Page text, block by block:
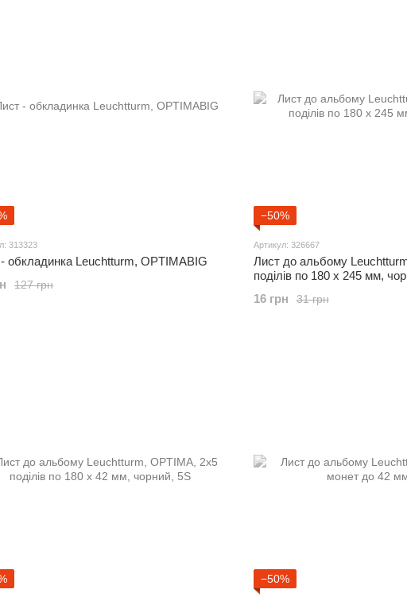
313323
обкладинка Leuchtturm, OPTIMABIG
127 грн
−50%
Артикул: 326667
Лист до альбому
поділів по 180 x 245 мм,
31 грн
16 грн
−50%